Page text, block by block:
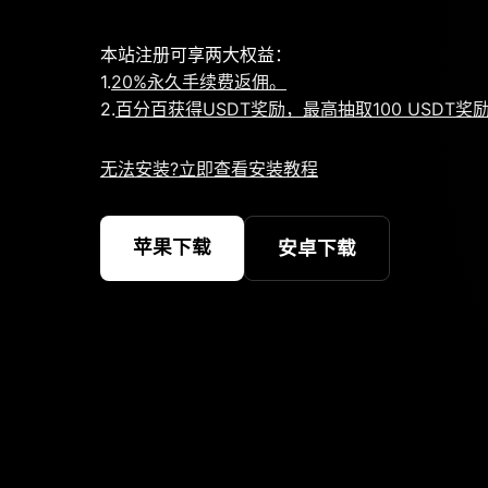
本站注册可享两大权益：
1.20%永久手续费返佣。
2.百分百获得USDT奖励，最高抽取100 USDT奖
无法安装?立即查看安装教程
苹果下载 安卓下载